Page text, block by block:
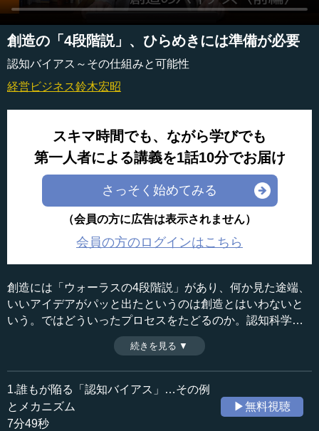
創造の「4段階説」、ひらめきには準備が必要
認知バイアス～その仕組みと可能性
経営ビジネス鈴木宏昭
スキマ時間でも、ながら学びでも
第一人者による講義を1話10分でお届け
さっそく始めてみる
（会員の方に広告は表示されません）
会員の方のログインはこちら
創造には「ウォーラスの4段階説」があり、何か見た途端、
いいアイデアがパッと出たというのは創造とはいわないと
いう。ではどういったプロセスをたどるのか。認知科学で
行われている創造の研究について解説する。（全7話中第2
収録日：2022年5月26日
追加日：2022年10月18日
カテゴリー：
哲学・思想
続きを見る ▼
1.誰もが陥る「認知バイアス」…その例
とメカニズム
7分49秒
▶無料視聴